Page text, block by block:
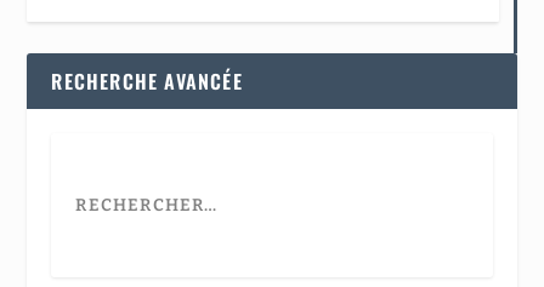
RECHERCHE AVANCÉE